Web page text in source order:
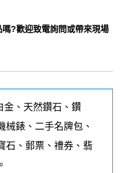
?歡迎致電詢問或帶來現場
金、天然鑽石、鑽
械錶、二手名牌包、
石、郵票、禮券、翡